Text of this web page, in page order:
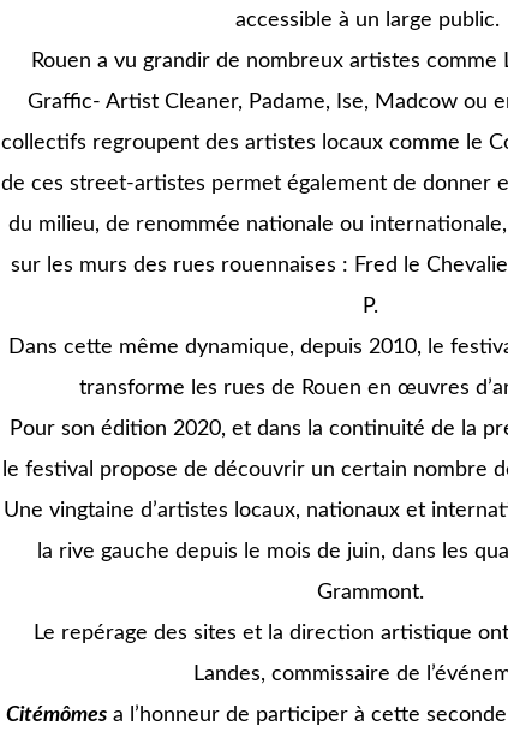
accessible à un large public.
Rouen a vu grandir de nombreux artistes comme
Graffic- Artist Cleaner, Padame, Ise, Madcowou
collectifs regroupent des artistes locaux comme le
de ces street-artistes permet également de donner
du milieu, de renommée nationale ou
sur les murs des rues rouennaises : Fred le
P.
Dans cette même dynamique, depuis 2010, le
transforme les rues de Rouen en œuvres
Pour son édition 2020, et dans la continuité de la
le festival propose de découvrir un certain nombre
Une vingtaine d’artistes locaux, nationaux et
la rive gauche depuis le mois de juin, dans les
Grammont.
Le repérage des sites et la direction artistique
Landes, commissaire de
Citémômes a l’honneur de participer à cette